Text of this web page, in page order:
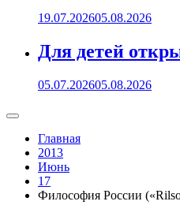
19.07.202605.08.2026
Для детей
05.07.202605.08.2026
Главная
2013
Июнь
17
Философия России